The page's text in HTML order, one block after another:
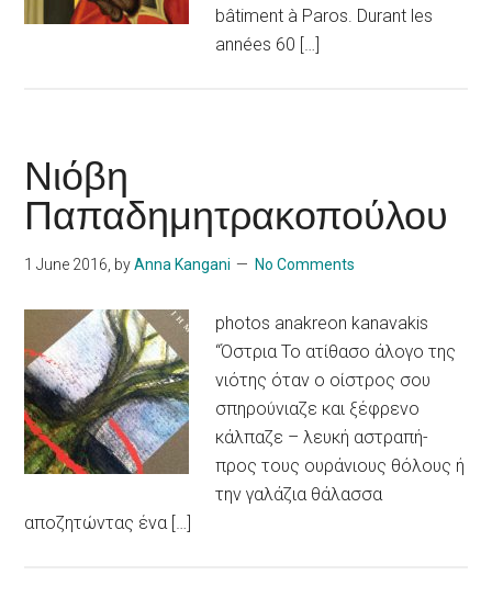
bâtiment à Paros. Durant les
années 60 […]
Νιόβη
Παπαδημητρακοπούλου
1 June 2016, byAnna Kangani No Comments
photos anakreon kanavakis
“Όστρια Το ατίθασο άλογο της
νιότης όταν ο οίστρος σου
σπηρούνιαζε και ξέφρενο
κάλπαζε – λευκή αστραπή-
προς τους ουράνιους θόλους ή
την γαλάζια θάλασσα
αποζητώντας ένα […]